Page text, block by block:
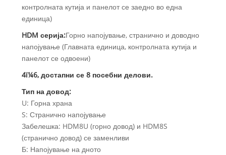
контролната кутија и панелот се заедно во една
единица)
HDM серија:Горно напојување, странично и доводно
напојување (Главната единица, контролната кутија и
панелот се одвоени)
4ï¼6, достапни се 8 посебни делови.
Тип на довод:
U: Горна храна
S: Странично напојување
Забелешка: HDM8U (горно довод) и HDM8S
(странично довод) се заменливи
Б: Напојување на дното